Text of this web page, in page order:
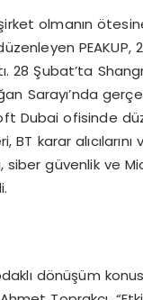
olmanın
PEAKUP,
28 Şubat’ta
Sarayı’nda
Dubai ofisinde
BT karar
siber güvenlik ve
dönüşüm